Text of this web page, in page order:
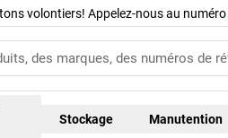
volontiers! Appelez-nous au numéro
Stockage Manutention